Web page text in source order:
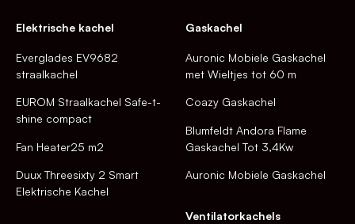
Elektrische kachel
Everglades EV9682
straalkachel
EUROM Straalkachel Safe-t-
shine compact
Fan Heater25 m2
Duux Threesixty 2 Smart
Elektrische Kachel
Gaskachel
Auronic Mobiele Gaskachel
met Wieltjes tot 60 m
Coazy Gaskachel
Blumfeldt Andora Flame
Gaskachel Tot 3,4Kw
Auronic Mobiele Gaskachel
Ventilatorkachels